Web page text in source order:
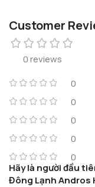
Customer
0 reviews
0
0
0
0
0
Hãy là người đầu
Đông Lạnh Andros